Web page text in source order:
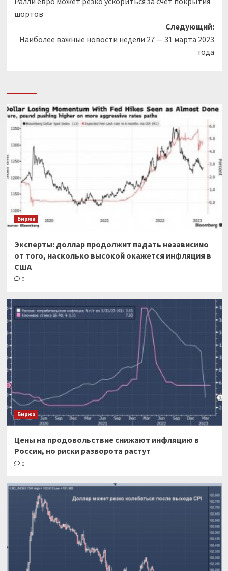
записи
шортов
Следующий:
Наиболее важные новости недели 27 — 31 марта 2023
года
Биржа
Эксперты: доллар продолжит падать независимо
от того, насколько высокой окажется инфляция в
США
0
Биржа
Цены на продовольствие снижают инфляцию в
России, но риски разворота растут
0